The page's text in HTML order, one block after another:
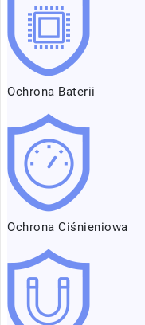
Ochrona Baterii
Ochrona Ciśnieniowa